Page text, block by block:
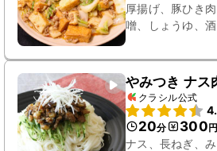
厚揚げ、豚ひき
噌、しょうゆ、
やみつき ナス
クラシル公式
20分 300円
ナス、長ねぎ、